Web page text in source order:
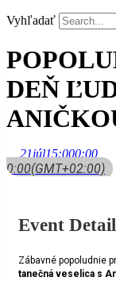
Vyhľadať
DEŇ
21júl15:000:00
0:00(GMT+02:00)
Event
Zábavné popoludnie
tanečná veselica s